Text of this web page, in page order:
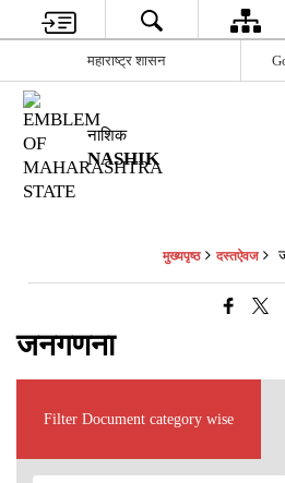
महाराष्ट्र शासन
नाशिक
NASHIK
मुख्यपृष्ठ दस्तऐवज
जनगणना
Filter Document category wise